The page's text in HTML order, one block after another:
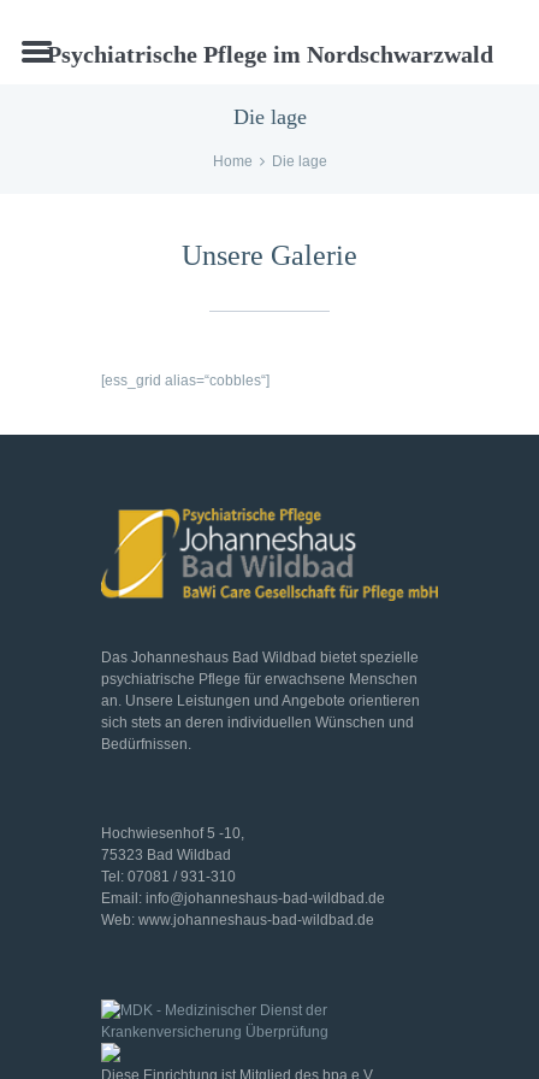
Die lage
Home Die lage
Unsere Galerie
[ess_grid alias=“cobbles“]
Das Johanneshaus Bad Wildbad bietet spezielle
psychiatrische Pflege für erwachsene Menschen
an. Unsere Leistungen und Angebote orientieren
sich stets an deren individuellen Wünschen und
Bedürfnissen.
Hochwiesenhof 5 -10,
75323 Bad Wildbad
Tel: 07081 / 931-310
Email: info@johanneshaus-bad-wildbad.de
Web: www.johanneshaus-bad-wildbad.de
Diese Einrichtung ist Mitglied des bpa e.V.
Psychiatrische Pflege im Nordschwarzwald